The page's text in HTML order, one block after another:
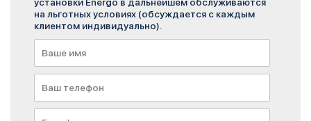
на льготных условиях (обсуждается с каждым
клиентом индивидуально).